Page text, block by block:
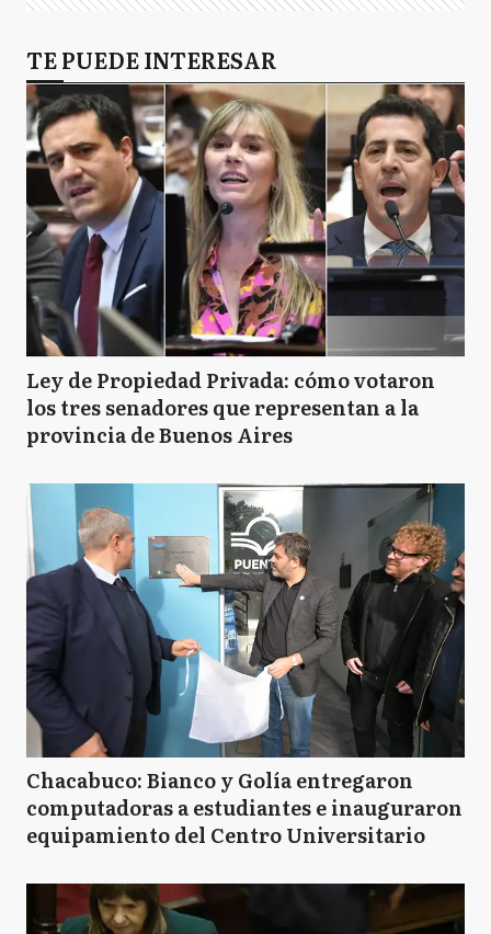
TE PUEDE INTERESAR
Ley de Propiedad Privada: cómo votaron
los tres senadores que representan a la
provincia de Buenos Aires
Chacabuco: Bianco y Golía entregaron
computadoras a estudiantes e inauguraron
equipamiento del Centro Universitario